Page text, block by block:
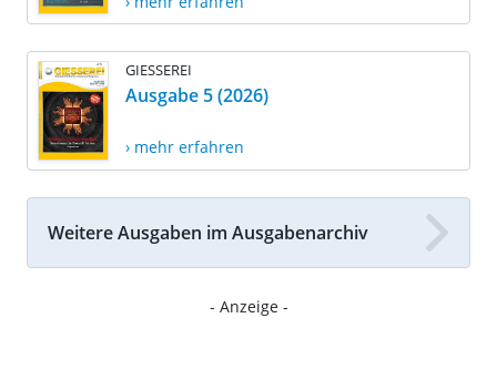
GIESSEREI
Ausgabe 5 (2026)
› mehr erfahren
Weitere Ausgaben im Ausgabenarchiv
- Anzeige -